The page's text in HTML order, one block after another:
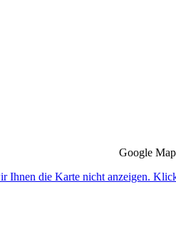
Google
die Karte nicht anzeigen.